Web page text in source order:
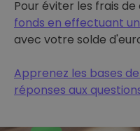
Pour éviter les frais
fonds en effectuant
avec votre solde
Apprenez les bases
réponses aux